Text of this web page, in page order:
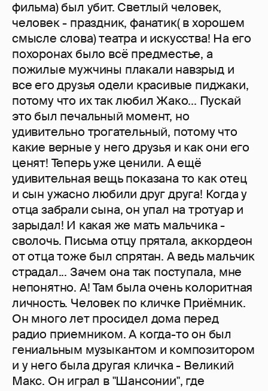
фильма) был убит. Светлый человек,
человек - праздник, фанатик( в хорошем
смысле слова) театра и искусства! На его
похоронах было всё предместье, а
пожилые мужчины плакали навзрыд и
все его друзья одели красивые пиджаки,
потому что их так любил Жако... Пускай
это был печальный момент, но
удивительно трогательный, потому что
какие верные у него друзья и как они его
ценят! Теперь уже ценили. А ещё
удивительная вещь показана то как отец
и сын ужасно любили друг друга! Когда у
отца забрали сына, он упал на тротуар и
зарыдал! И какая же мать мальчика -
сволочь. Письма отцу прятала, аккордеон
от отца тоже был спрятан. А ведь мальчик
страдал... Зачем она так поступала, мне
непонятно. А! Там была очень колоритная
личность. Человек по кличке Приёмник.
Он много лет просидел дома перед
радио приемником. А когда-то он был
гениальным музыкантом и композитором
и у него была другая кличка - Великий
Макс. Он играл в "Шансонии", где